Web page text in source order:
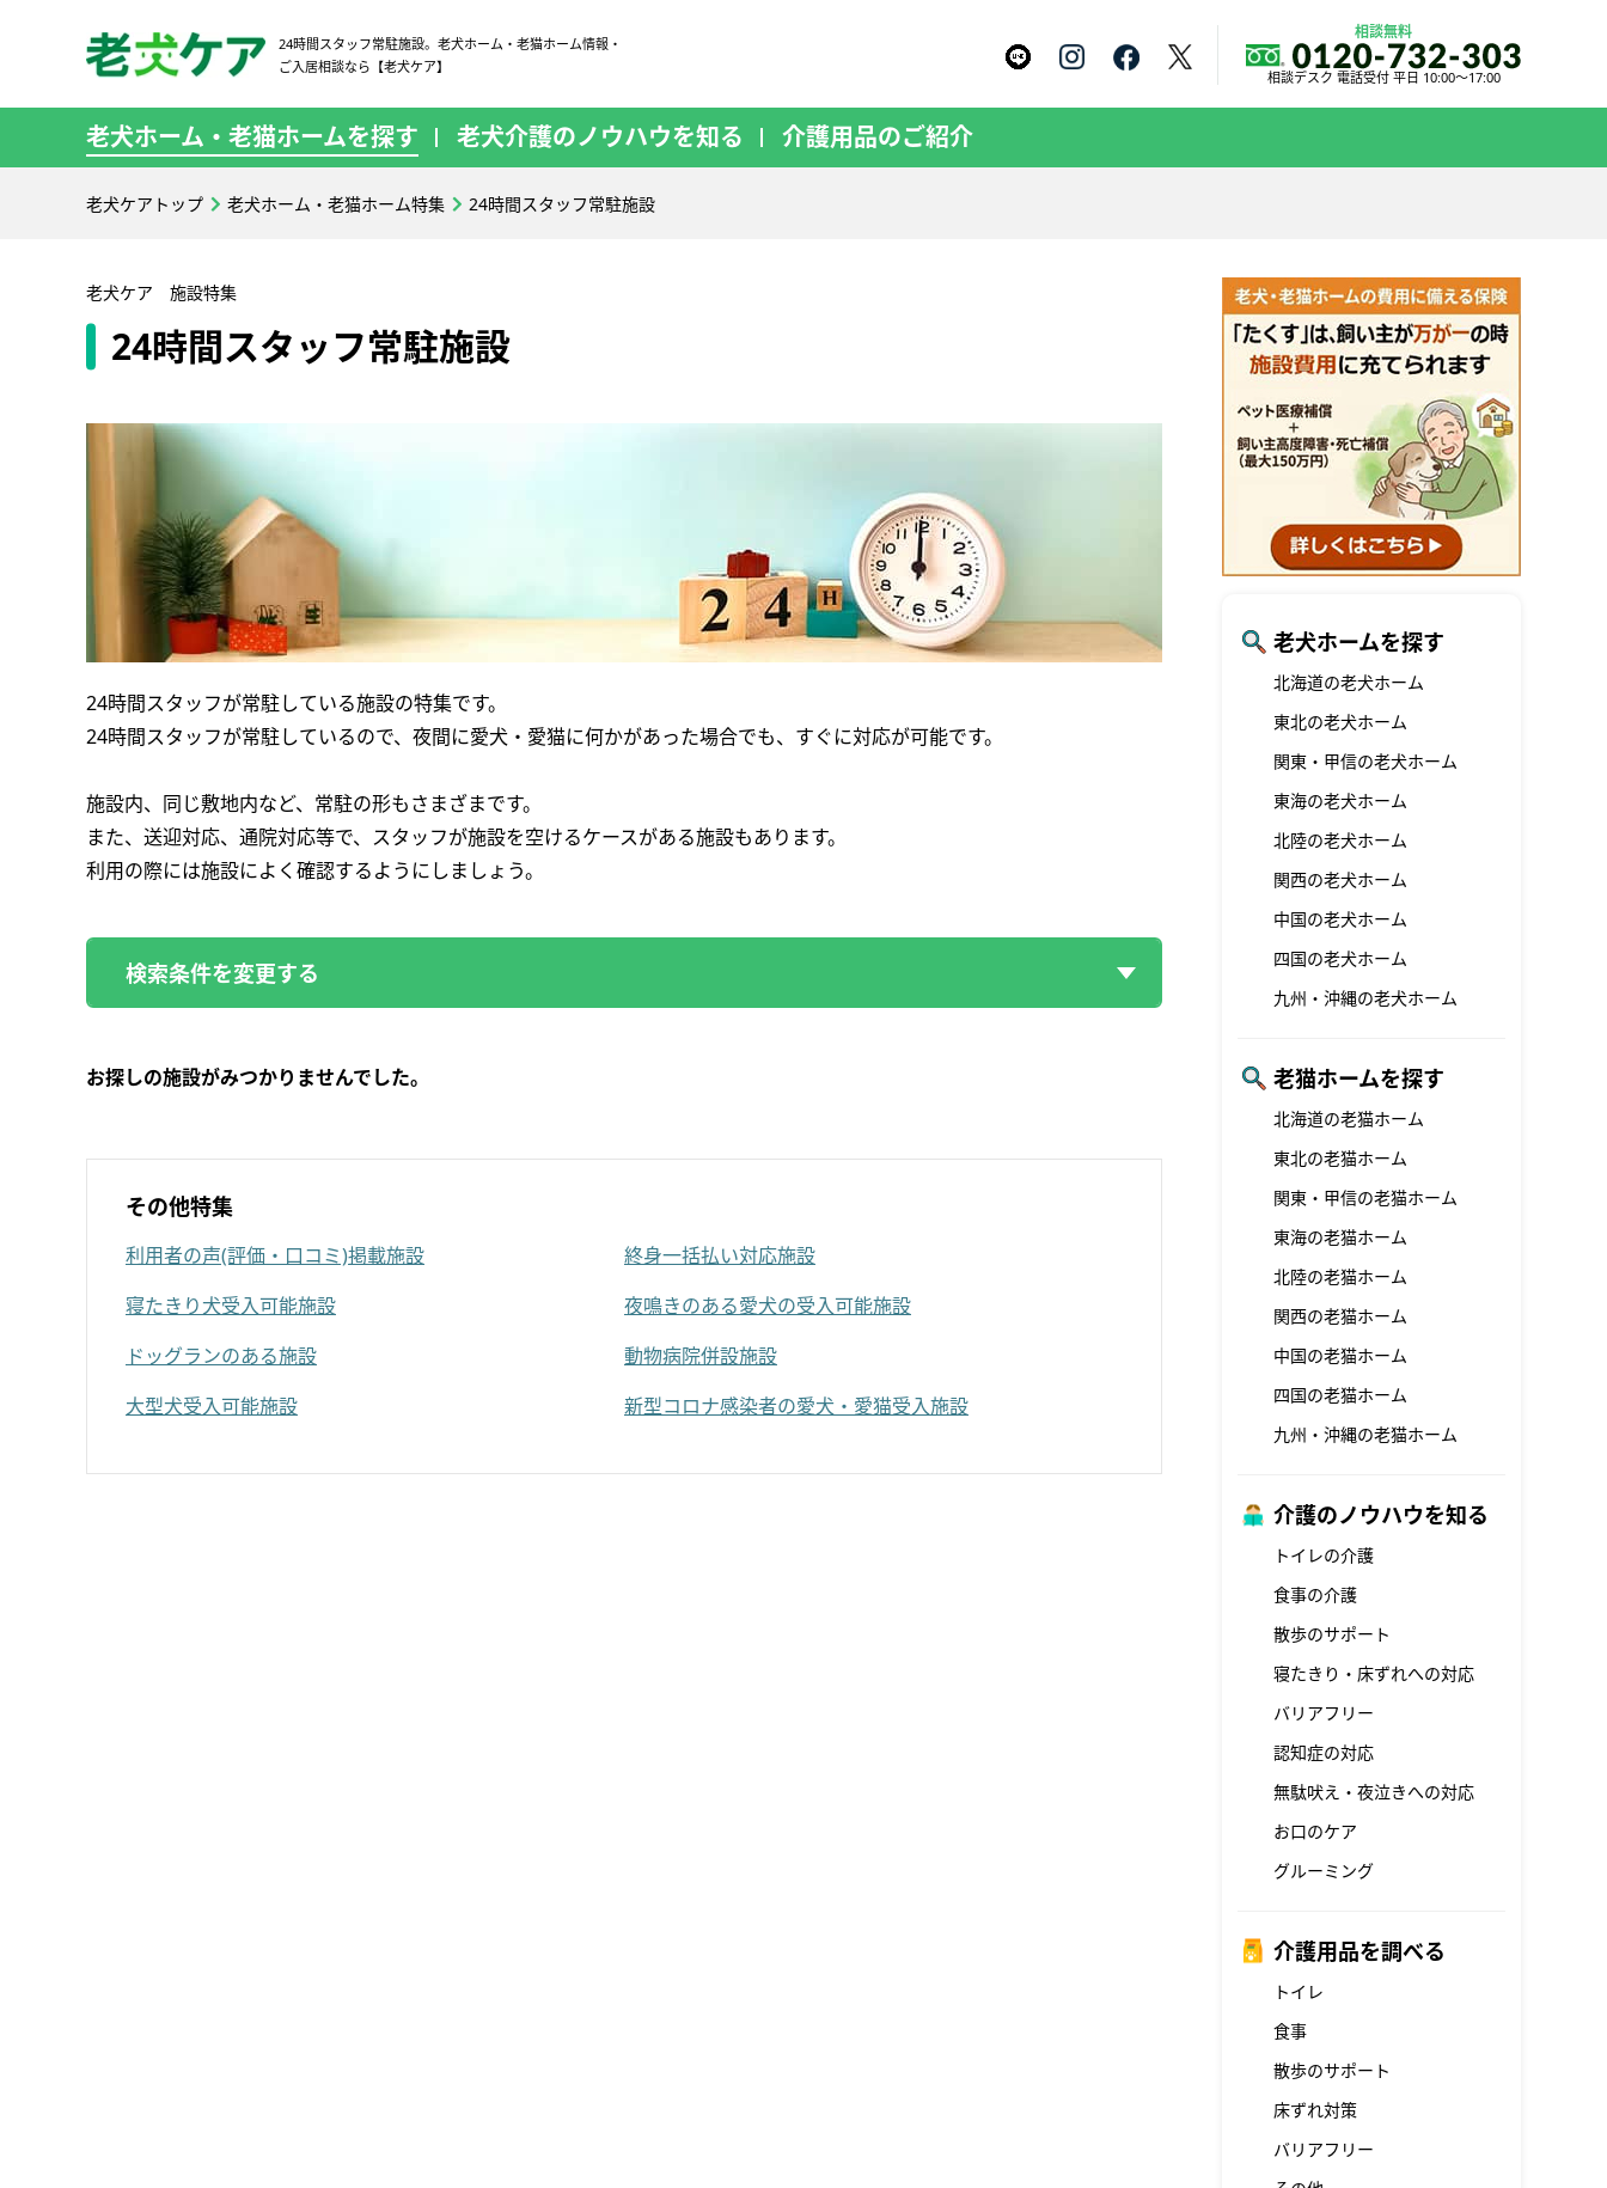
24時間スタッフ常駐施設。老犬ホーム・老猫ホーム情報・
ご入居相談なら【老犬ケア】
相談無料
相談デスク 電話受付 平日 10:00～17:00
老犬ホーム・老猫ホームを探す 老犬介護のノウハウを知る 介護用品のご紹介
老犬ケアトップ 老犬ホーム・老猫ホーム特集 24時間スタッフ常駐施設
老犬ケア 施設特集
24時間スタッフ常駐施設
24時間スタッフが常駐している施設の特集です。
24時間スタッフが常駐しているので、夜間に愛犬・愛猫に何かがあった場合でも、すぐに対応が可能です。
施設内、同じ敷地内など、常駐の形もさまざまです。
また、送迎対応、通院対応等で、スタッフが施設を空けるケースがある施設もあります。
利用の際には施設によく確認するようにしましょう。
検索条件を変更する
お探しの施設がみつかりませんでした。
その他特集
利用者の声(評価・口コミ)掲載施設
終身一括払い対応施設
寝たきり犬受入可能施設
夜鳴きのある愛犬の受入可能施設
ドッグランのある施設
動物病院併設施設
大型犬受入可能施設
新型コロナ感染者の愛犬・愛猫受入施設
老犬ホームを探す
北海道の老犬ホーム
東北の老犬ホーム
関東・甲信の老犬ホーム
東海の老犬ホーム
北陸の老犬ホーム
関西の老犬ホーム
中国の老犬ホーム
四国の老犬ホーム
九州・沖縄の老犬ホーム
老猫ホームを探す
北海道の老猫ホーム
東北の老猫ホーム
関東・甲信の老猫ホーム
東海の老猫ホーム
北陸の老猫ホーム
関西の老猫ホーム
中国の老猫ホーム
四国の老猫ホーム
九州・沖縄の老猫ホーム
介護のノウハウを知る
トイレの介護
食事の介護
散歩のサポート
寝たきり・床ずれへの対応
バリアフリー
認知症の対応
無駄吠え・夜泣きへの対応
お口のケア
グルーミング
介護用品を調べる
トイレ
食事
散歩のサポート
床ずれ対策
バリアフリー